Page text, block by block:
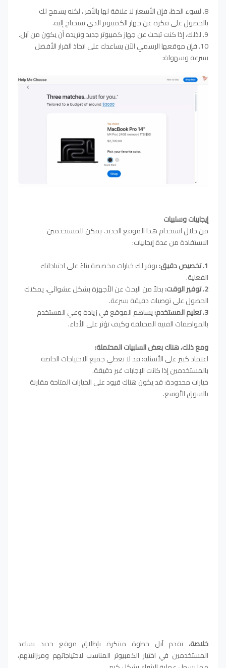
8. لسوء الحظ، فإن الأسعار لا علاقة لها بالأمر ، لكنه يسمح لك
بالحصول على فكرة عن جهاز الكمبيوتر الذي ستحتاج إليه.
9. لذلك، إذا كنت تبحث عن جهاز كمبيوتر جديد وتريده أن يكون من آبل.
10. فإن موقعها الرسمي الآن يساعدك على اتخاذ القرار الأفضل
بسرعة وسهولة:
إيجابيات وسلبيات
من خلال استخدام هذا الموقع الجديد، يمكن للمستخدمين
الاستفادة من عدة إيجابيات:
1. تخصيص دقيق:
يوفر لك خيارات مخصصة بناءً على احتياجاتك
الفعلية.
2. توفير الوقت:
بدلاً من البحث عن الأجهزة بشكل عشوائي، يمكنك
الحصول على توصيات دقيقة بسرعة.
3. تعليم المستخدم:
يساهم الموقع في زيادة وعي المستخدم
بالمواصفات الفنية المختلفة وكيف تؤثر على الأداء.
ومع ذلك، هناك بعض السلبيات المحتملة:
اعتماد كبير على الأسئلة: قد لا تغطي جميع الاحتياجات الخاصة
بالمستخدمين إذا كانت الإجابات غير دقيقة.
خيارات محدودة: قد يكون هناك قيود على الخيارات المتاحة مقارنة
بالسوق الأوسع.
خلاصة، تقدم آبل خطوة مبتكرة بإطلاق موقع جديد يساعد
المستخدمين في اختيار الكمبيوتر المناسب لاحتياجاتهم وميزانيتهم،